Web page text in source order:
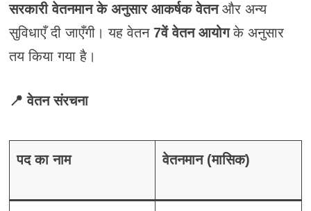
सरकारी वेतनमान के अनुसार आकर्षक वेतनऔर अन्य
सुविधाएँ दी जाएँगी। यह वेतन 7वें वेतन आयोगके अनुसार
तय किया गया है।
📍 वेतन संरचना
पद का नाम वेतनमान (मासिक)